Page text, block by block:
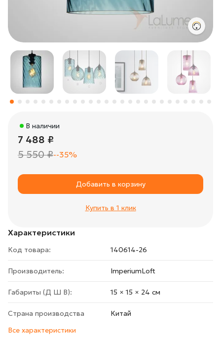
Характеристики
Код товара: 140614-26
Производитель: ImperiumLoft
Габариты (Д Ш В): 15 × 15 × 24 cм
Страна производства
Китай
Все характеристики
В наличии
7 488 ₽
5 550 ₽--35%
Добавить в корзину
Купить в 1 клик